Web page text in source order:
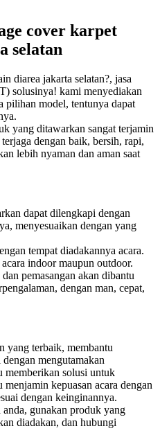
cover karpet
selatan
diarea jakarta selatan?, jasa
solusinya! kami menyediakan
pilihan model, tentunya dapat
yang ditawarkan sangat terjamin
dengan baik, bersih, rapi,
lebih nyaman dan aman saat
dapat dilengkapi dengan
menyesuaikan dengan yang
tempat diadakannya acara.
indoor maupun outdoor.
pemasangan akan dibantu
dengan man, cepat,
yang terbaik, membantu
mengutamakan
memberikan solusi untuk
menjamin kepuasan acara dengan
dengan keinginannya.
anda, gunakan produk yang
diadakan, dan hubungi